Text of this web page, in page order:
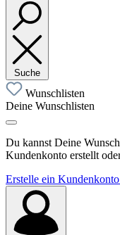
Suche
Wunschlisten
Deine Wunschlisten
Du kannst Deine
Kundenkonto erstellt
Erstelle ein